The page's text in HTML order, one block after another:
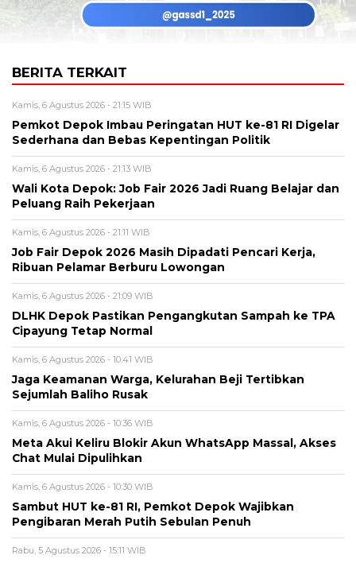
BERITA TERKAIT
Kamis, 6 Agustus 2026 - 21:15 WIB
Pemkot Depok Imbau Peringatan HUT ke-81 RI Digelar
Sederhana dan Bebas Kepentingan Politik
Kamis, 6 Agustus 2026 - 21:13 WIB
Wali Kota Depok: Job Fair 2026 Jadi Ruang Belajar dan
Peluang Raih Pekerjaan
Kamis, 6 Agustus 2026 - 21:11 WIB
Job Fair Depok 2026 Masih Dipadati Pencari Kerja,
Ribuan Pelamar Berburu Lowongan
Kamis, 6 Agustus 2026 - 21:09 WIB
DLHK Depok Pastikan Pengangkutan Sampah ke TPA
Cipayung Tetap Normal
Kamis, 6 Agustus 2026 - 10:41 WIB
Jaga Keamanan Warga, Kelurahan Beji Tertibkan
Sejumlah Baliho Rusak
Kamis, 6 Agustus 2026 - 10:36 WIB
Meta Akui Keliru Blokir Akun WhatsApp Massal, Akses
Chat Mulai Dipulihkan
Kamis, 6 Agustus 2026 - 10:30 WIB
Sambut HUT ke-81 RI, Pemkot Depok Wajibkan
Pengibaran Merah Putih Sebulan Penuh
Rabu, 5 Agustus 2026 - 15:11 WIB